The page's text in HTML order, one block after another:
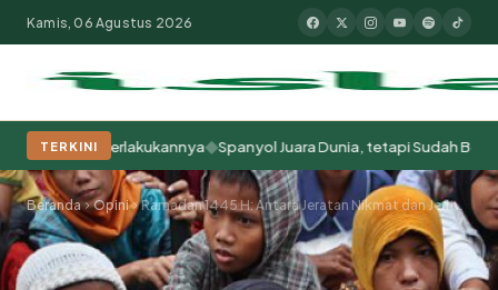
Populer:Moderasi BeragamaKhutbah JumatPesantrenTokoh
Kamis, 06 Agustus 2026
TERKINI
Memperlakukannya◆Spanyol Juara Dunia, tetapi Sudah Berabad-
Beranda Opini Ramadan 1445 H: Antara Jeratan Nikmat dan Jeritan Derita Umat